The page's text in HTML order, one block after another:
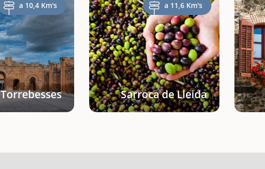
a 10,4 Km's
Torrebesses
a 11,6 Km's
Sarroca de Lleida